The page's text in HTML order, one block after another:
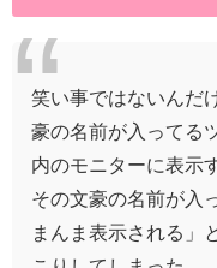
笑い事ではないんだ
豪の名前が入ってる
内のモニターに表示
その文豪の名前が入
まんま表示される」